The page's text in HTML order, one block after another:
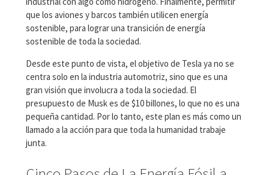
que los aviones y barcos también utilicen energía
sostenible, para lograr una transición de energía
sostenible de toda la sociedad.
Desde este punto de vista, el objetivo de Tesla ya no se
centra solo en la industria automotriz, sino que es una
gran visión que involucra a toda la sociedad. El
presupuesto de Musk es de $10 billones, lo que no es una
pequeña cantidad. Por lo tanto, este plan es más como un
llamado a la acción para que toda la humanidad trabaje
junta.